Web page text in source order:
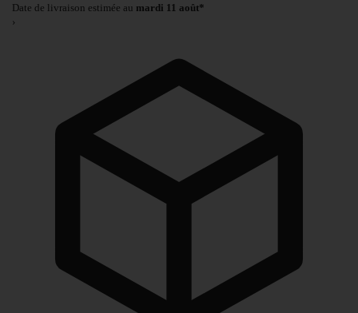
Date de livraison estimée au mardi 11 août*
›